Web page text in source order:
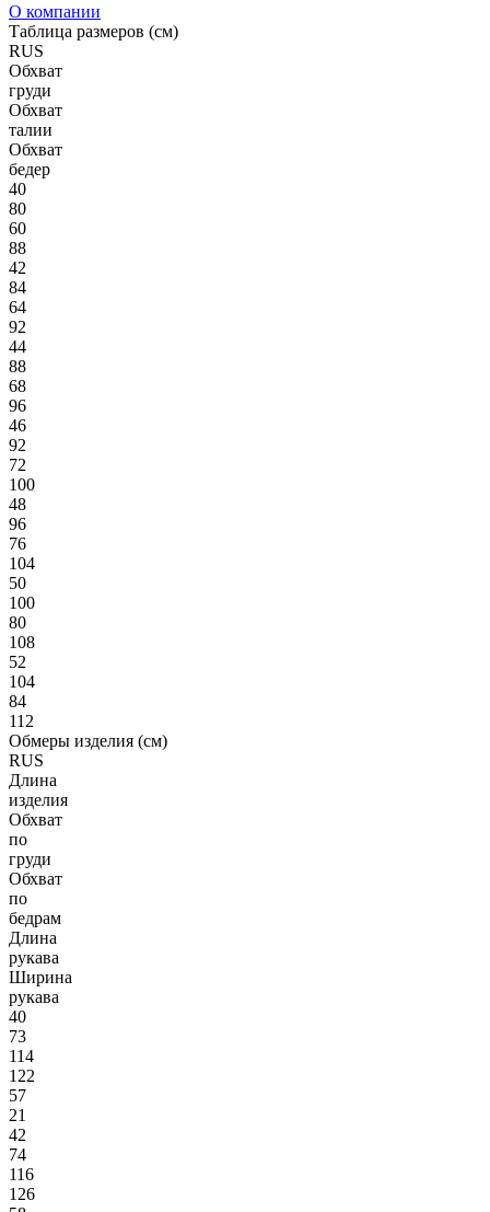
О компании
Таблица размеров (см)
RUS
Обхват
груди
Обхват
талии
Обхват
бедер
40
80
60
88
42
84
64
92
44
88
68
96
46
92
72
100
48
96
76
104
50
100
80
108
52
104
84
112
Обмеры изделия (см)
RUS
Длина
изделия
Обхват
по
груди
Обхват
по
бедрам
Длина
рукава
Ширина
рукава
40
73
114
122
57
21
42
74
116
126